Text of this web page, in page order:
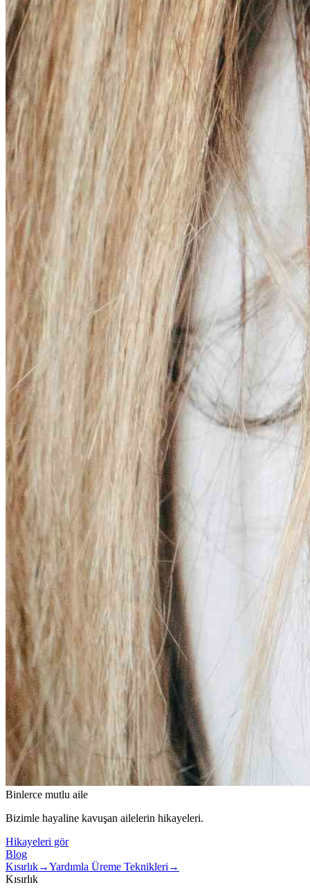
Binlerce mutlu aile
Bizimle hayaline kavuşan ailelerin hikayeleri.
Hikayeleri gör
Blog
Kısırlık→Yardımla Üreme Teknikleri →
Kısırlık